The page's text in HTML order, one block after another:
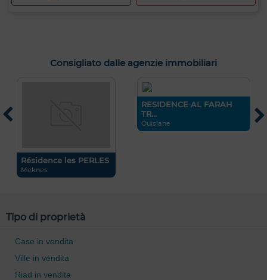
Consigliato dalle agenzie immobiliari
Résidence les PERLES
Meknes
RESIDENCE AL FARAH
TR...
Ouislane
Tipo di proprietà
Case in vendita
Ville in vendita
Riad in vendita